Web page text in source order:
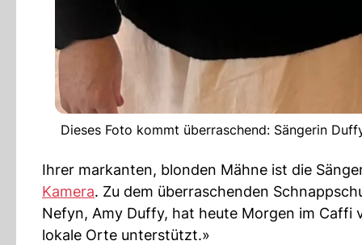
Dieses Foto kommt überraschend: Sängerin
Ihrer markanten, blonden Mähne ist die
Kamera. Zu dem überraschenden
Nefyn, Amy Duffy, hat heute Morgen im Caffi
lokale Orte unterstützt.»